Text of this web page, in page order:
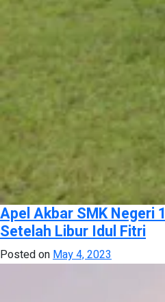
Apel Akbar SMK Negeri
Setelah Libur Idul Fitri
Posted on May 4, 2023